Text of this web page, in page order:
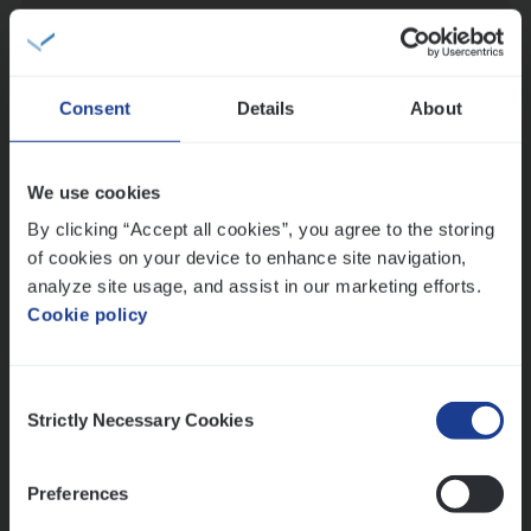
Consent Details About
We use cookies
By clicking “Accept all cookies”, you agree to the storing
of cookies on your device to enhance site navigation,
analyze site usage, and assist in our marketing efforts.
Cookie policy
Selection
Strictly Necessary Cookies
Preferences
Scha­de­be­heer­der verzekeringen
Claims Management
Sint-Niklaas/Temse
Test Ana­lyst
IT, Change & Innovation
Antwerpen
Mathias houdt van diepgaande dossiers én droge